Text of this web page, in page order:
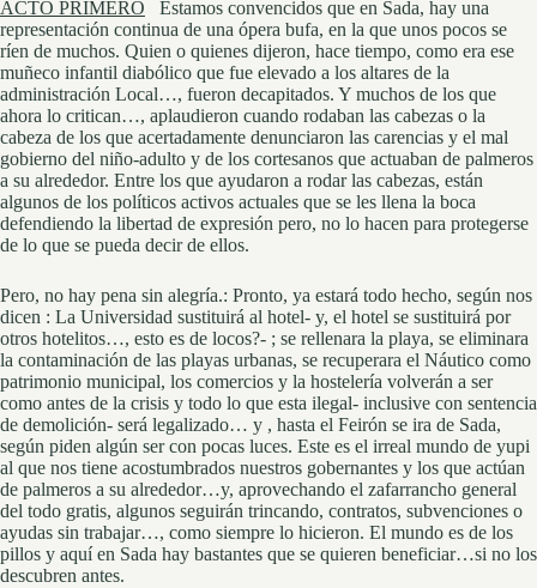
ACTO PRIMERO Estamos convencidos que en Sada, hay una
representación continua de una ópera bufa, en la que unos pocos se
ríen de muchos. Quien o quienes dijeron, hace tiempo, como era ese
muñeco infantil diabólico que fue elevado a los altares de la
administración Local…, fueron decapitados. Y muchos de los que
ahora lo critican…, aplaudieron cuando rodaban las cabezas o la
cabeza de los que acertadamente denunciaron las carencias y el mal
gobierno del niño-adulto y de los cortesanos que actuaban de palmeros
a su alrededor. Entre los que ayudaron a rodar las cabezas, están
algunos de los políticos activos actuales que se les llena la boca
defendiendo la libertad de expresión pero, no lo hacen para protegerse
de lo que se pueda decir de ellos.
Pero, no hay pena sin alegría.: Pronto, ya estará todo hecho, según nos
dicen : La Universidad sustituirá al hotel- y, el hotel se sustituirá por
otros hotelitos…, esto es de locos?- ; se rellenara la playa, se eliminara
la contaminación de las playas urbanas, se recuperara el Náutico como
patrimonio municipal, los comercios y la hostelería volverán a ser
como antes de la crisis y todo lo que esta ilegal- inclusive con sentencia
de demolición- será legalizado… y , hasta el Feirón se ira de Sada,
según piden algún ser con pocas luces. Este es el irreal mundo de yupi
al que nos tiene acostumbrados nuestros gobernantes y los que actúan
de palmeros a su alrededor…y, aprovechando el zafarrancho general
del todo gratis, algunos seguirán trincando, contratos, subvenciones o
ayudas sin trabajar…, como siempre lo hicieron. El mundo es de los
pillos y aquí en Sada hay bastantes que se quieren beneficiar…si no los
descubren antes.